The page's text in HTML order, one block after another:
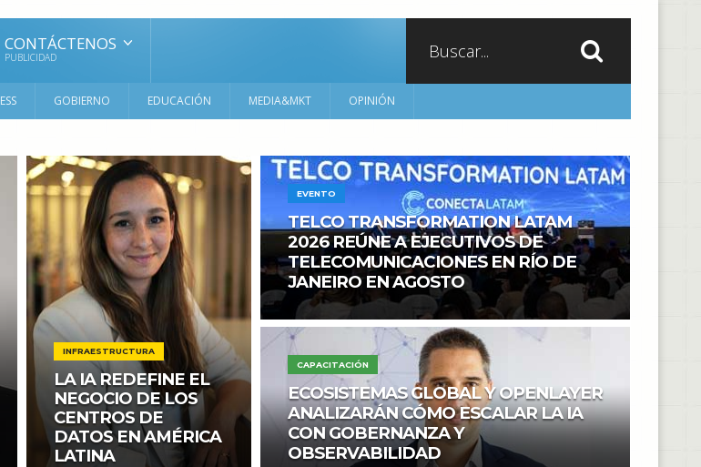
CONTÁCTENOS
PUBLICIDAD
GOBIERNO EDUCACIÓN MEDIA&MKT OPINIÓN
INFRAESTRUCTURA
LA IA REDEFINE EL
NEGOCIO DE LOS
CENTROS DE
DATOS EN AMÉRICA
LATINA
EVENTO
TELCO TRANSFORMATION LATAM
2026 REÚNE A EJECUTIVOS DE
TELECOMUNICACIONES EN RÍO DE
JANEIRO EN AGOSTO
CAPACITACIÓN
ECOSISTEMAS GLOBAL Y OPENLAYER
ANALIZARÁN CÓMO ESCALAR LA IA
CON GOBERNANZA Y
OBSERVABILIDAD